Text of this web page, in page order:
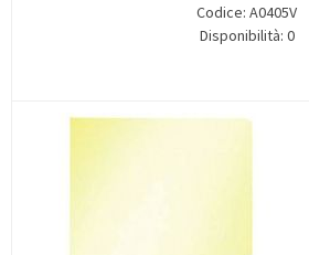
Codice: A0405V
Disponibilità: 0